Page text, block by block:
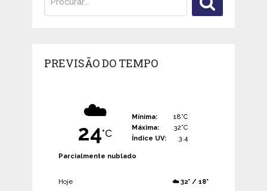
PREVISÃO DO TEMPO
☁️
24°C
Mínima:
18°C
Máxima:
32°C
Índice UV:
3.4
Parcialmente nublado
Hoje
☁️ 32° / 18°